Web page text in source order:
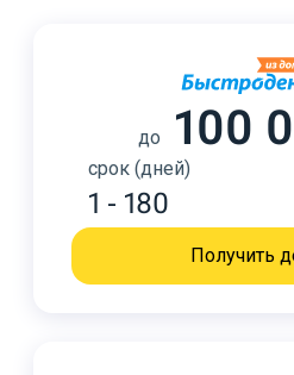
до 100
срок (дней)
1 - 180
Получить